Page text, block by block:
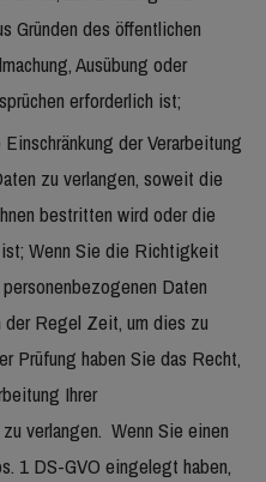
Gründen des öffentlichen
Ausübung oder
erforderlich ist;
der Verarbeitung
zu verlangen, soweit die
bestritten wird oder die
Wenn Sie die Richtigkeit
Daten
Regel Zeit, um dies zu
Prüfung haben Sie das Recht,
Ihrer
verlangen. Wenn Sie einen
1 DS-GVO eingelegt haben,